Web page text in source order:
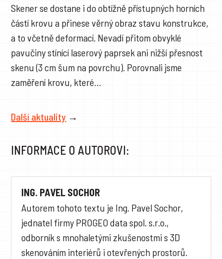
Skener se dostane i do obtížně přístupných horních
částí krovu a přinese věrný obraz stavu konstrukce,
a to včetně deformací. Nevadí přitom obvyklé
pavučiny stínící laserový paprsek ani nižší přesnost
skenu (3 cm šum na povrchu). Porovnali jsme
zaměření krovu, které…
Další aktuality →
INFORMACE O AUTOROVI:
ING. PAVEL SOCHOR
Autorem tohoto textu je Ing. Pavel Sochor,
jednatel firmy PROGEO data spol. s.r.o.,
odborník s mnohaletými zkušenostmi s 3D
skenováním interiérů i otevřených prostorů.